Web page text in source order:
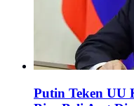
Putin Teken UU